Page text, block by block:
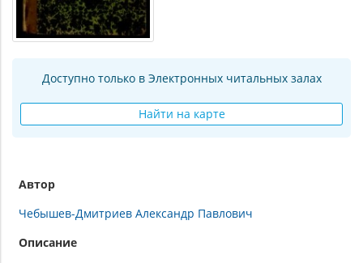
Доступно только в Электронных читальных залах
Найти на карте
Автор
Чебышев-Дмитриев Александр Павлович
Описание